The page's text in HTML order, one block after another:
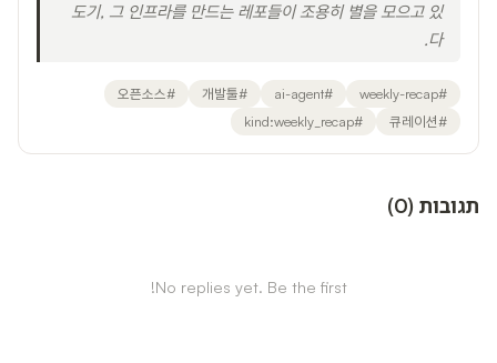
도기, 그 인프라를 만드는 레포들이 조용히 별을 모으고 있
다.
#
weekly-recap
#
ai-agent
#
개발툴
#
오픈소스
#
큐레이션
#
kind:weekly_recap
תגובות (
0
)
No replies yet. Be the first!